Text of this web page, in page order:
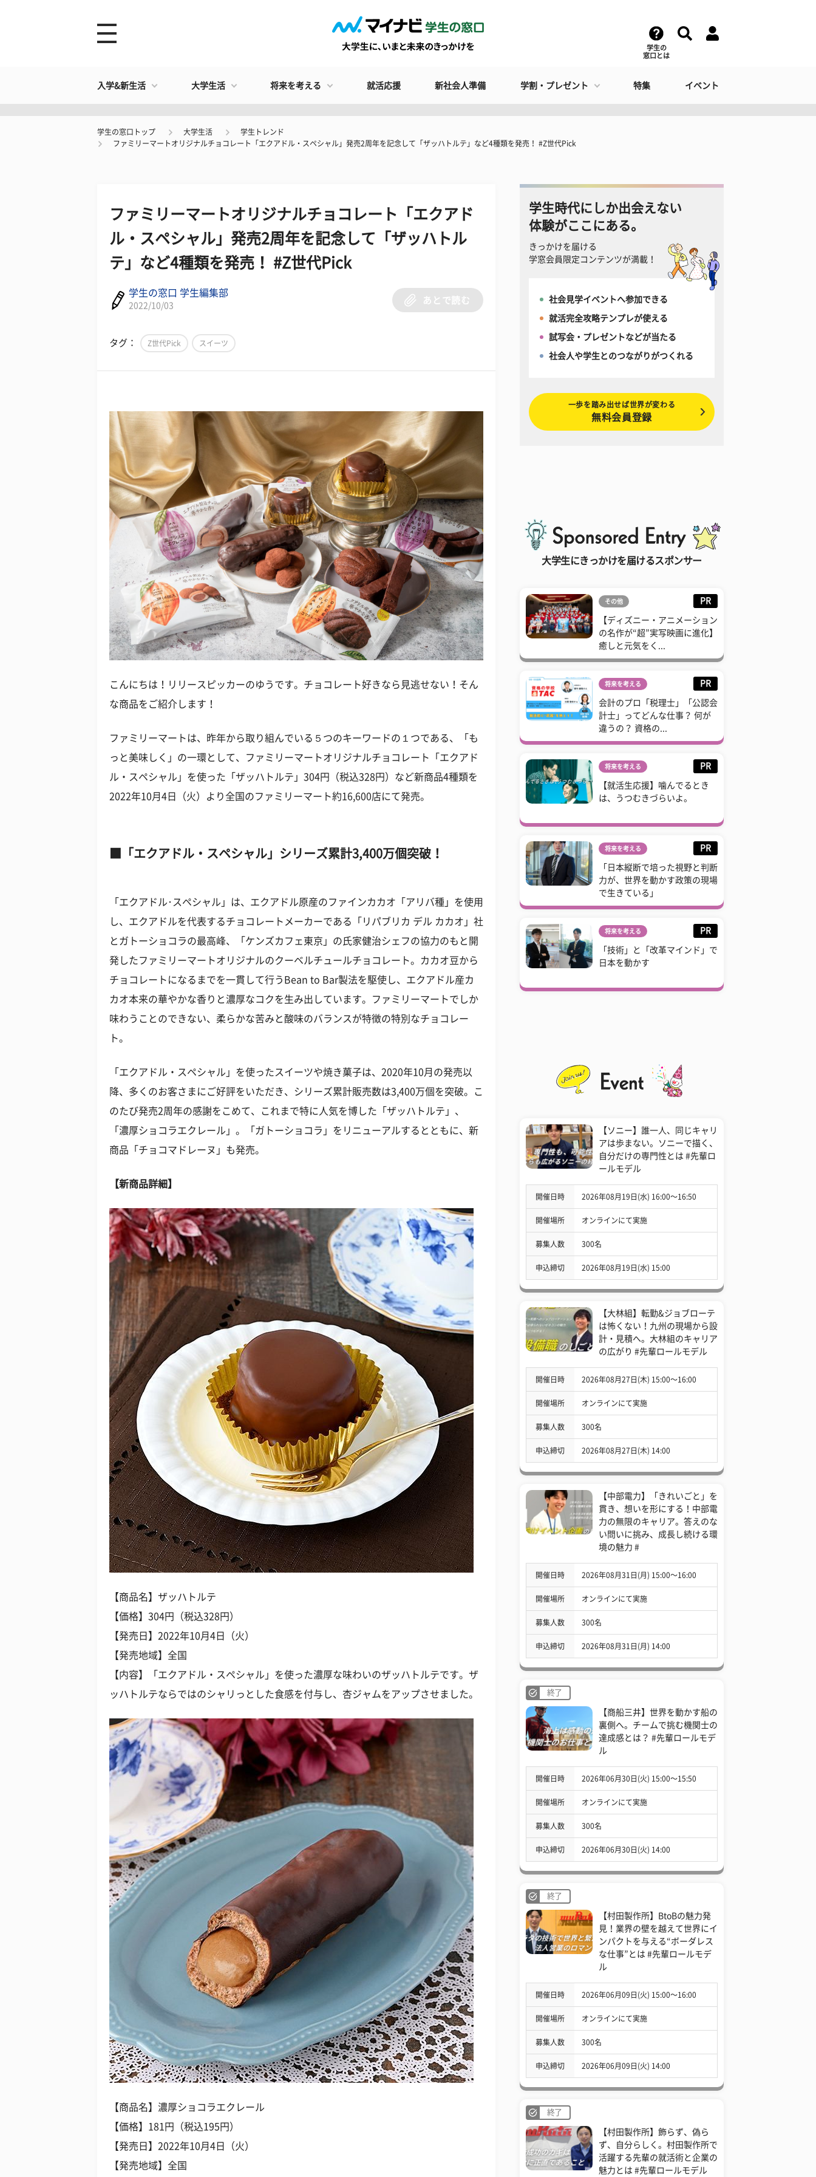
学生の
窓口とは
入学&新生活 大学生活 将来を考える 就活応援 新社会人準備 学割・プレゼント 特集 イベント
学生の窓口トップ 大学生活
学生トレンド
ファミリーマートオリジナルチョコレート「エクアドル・スペシャル」発売2周年を記念して「ザッハトルテ」など4種類を発売！ #Z世代Pick
ファミリーマートオリジナルチョコレート「エクアド
ル・スペシャル」発売2周年を記念して「ザッハトル
テ」など4種類を発売！ #Z世代Pick
学生の窓口 学生編集部
2022/10/03
あとで読む
タグ： Z世代Pick スイーツ
こんにちは！リリースピッカーのゆうです。チョコレート好きなら見逃せない！そん
な商品をご紹介します！
ファミリーマートは、昨年から取り組んでいる５つのキーワードの１つである、「も
っと美味しく」の一環として、ファミリーマートオリジナルチョコレート「エクアド
ル・スペシャル」を使った「ザッハトルテ」304円（税込328円）など新商品4種類を
2022年10月4日（火）より全国のファミリーマート約16,600店にて発売。
「エクアドル・スペシャル」シリーズ累計3,400万個突破！
「エクアドル･スペシャル」は、エクアドル原産のファインカカオ「アリバ種」を使用
し、エクアドルを代表するチョコレートメーカーである「リパブリカ デル カカオ」社
とガトーショコラの最高峰、「ケンズカフェ東京」の氏家健治シェフの協力のもと開
発したファミリーマートオリジナルのクーベルチュールチョコレート。カカオ豆から
チョコレートになるまでを一貫して行うBean to Bar製法を駆使し、エクアドル産カ
カオ本来の華やかな香りと濃厚なコクを生み出しています。ファミリーマートでしか
味わうことのできない、柔らかな苦みと酸味のバランスが特徴の特別なチョコレー
ト。
「エクアドル・スペシャル」を使ったスイーツや焼き菓子は、2020年10月の発売以
降、多くのお客さまにご好評をいただき、シリーズ累計販売数は3,400万個を突破。こ
のたび発売2周年の感謝をこめて、これまで特に人気を博した「ザッハトルテ」、
「濃厚ショコラエクレール」。「ガトーショコラ」をリニューアルするとともに、新
商品「チョコマドレーヌ」も発売。
【新商品詳細】
【商品名】ザッハトルテ
【価格】304円（税込328円）
【発売日】2022年10月4日（火）
【発売地域】全国
【内容】「エクアドル・スペシャル」を使った濃厚な味わいのザッハトルテです。ザ
ッハトルテならではのシャリっとした食感を付与し、杏ジャムをアップさせました。
【商品名】濃厚ショコラエクレール
【価格】181円（税込195円）
【発売日】2022年10月4日（火）
【発売地域】全国
学生時代にしか出会えない
体験がここにある。
きっかけを届ける
学窓会員限定コンテンツが満載！
社会見学イベントへ参加できる
就活完全攻略テンプレが使える
試写会・プレゼントなどが当たる
社会人や学生とのつながりがつくれる
一歩を踏み出せば世界が変わる
無料会員登録
大学生にきっかけを届けるスポンサー
その他 PR
【ディズニー・アニメーション
の名作が“超”実写映画に進化】
癒しと元気をく...
将来を考える PR
会計のプロ「税理士」「公認会
計士」ってどんな仕事？ 何が
違うの？ 資格の...
将来を考える PR
【就活生応援】噛んでるとき
は、うつむきづらいよ。
将来を考える PR
「日本縦断で培った視野と判断
力が、世界を動かす政策の現場
で生きている」
将来を考える PR
「技術」と「改革マインド」で
日本を動かす
【ソニー】誰一人、同じキャリ
アは歩まない。ソニーで描く、
自分だけの専門性とは #先輩ロ
ールモデル
開催日時 2026年08月19日(水) 16:00〜16:50
開催場所 オンラインにて実施
募集人数 300名
申込締切 2026年08月19日(水) 15:00
【大林組】転勤&ジョブローテ
は怖くない！九州の現場から設
計・見積へ。大林組のキャリア
の広がり #先輩ロールモデル
開催日時 2026年08月27日(木) 15:00〜16:00
開催場所 オンラインにて実施
募集人数 300名
申込締切 2026年08月27日(木) 14:00
【中部電力】「きれいごと」を
貫き、想いを形にする！中部電
力の無限のキャリア。答えのな
い問いに挑み、成長し続ける環
境の魅力 #
開催日時 2026年08月31日(月) 15:00〜16:00
開催場所 オンラインにて実施
募集人数 300名
申込締切 2026年08月31日(月) 14:00
終了
【商船三井】世界を動かす船の
裏側へ。チームで挑む機関士の
達成感とは？ #先輩ロールモデ
ル
開催日時 2026年06月30日(火) 15:00〜15:50
開催場所 オンラインにて実施
募集人数 300名
申込締切 2026年06月30日(火) 14:00
終了
【村田製作所】BtoBの魅力発
見！業界の壁を越えて世界にイ
ンパクトを与える“ボーダレス
な仕事”とは #先輩ロールモデ
ル
開催日時 2026年06月09日(火) 15:00〜16:00
開催場所 オンラインにて実施
募集人数 300名
申込締切 2026年06月09日(火) 14:00
終了
【村田製作所】飾らず、偽ら
ず、自分らしく。村田製作所で
活躍する先輩の就活術と企業の
魅力とは #先輩ロールモデル